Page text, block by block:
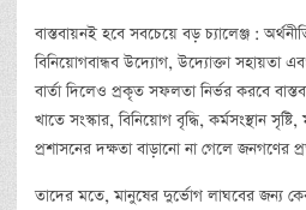
বাস্তবায়নই হবে সবচেয়ে বড় চ্যালেঞ্জ :
বিনিয়োগবান্ধব উদ্যোগ, উদ্যোক্তা সহায়তা
বার্তা দিলেও প্রকৃত সফলতা নির্ভর করবে
খাতে সংস্কার, বিনিয়োগ বৃদ্ধি, কর্মসংস্থান
প্রশাসনের দক্ষতা বাড়ানো না গেলে জনগণের
তাদের মতে, মানুষের দুর্ভোগ লাঘবের জন্য